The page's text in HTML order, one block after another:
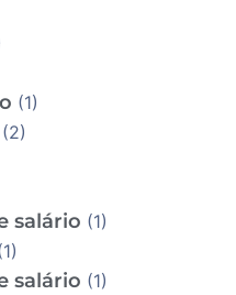
(1)
(2)
salário (1)
salário (1)